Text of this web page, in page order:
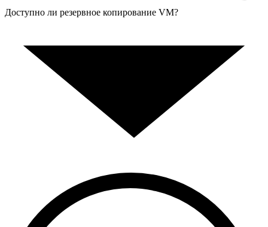
Доступно ли резервное копирование VM?